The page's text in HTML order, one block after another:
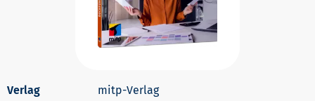
mitp-Verlag